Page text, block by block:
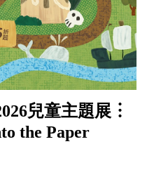
兒童主題展︙
the Paper